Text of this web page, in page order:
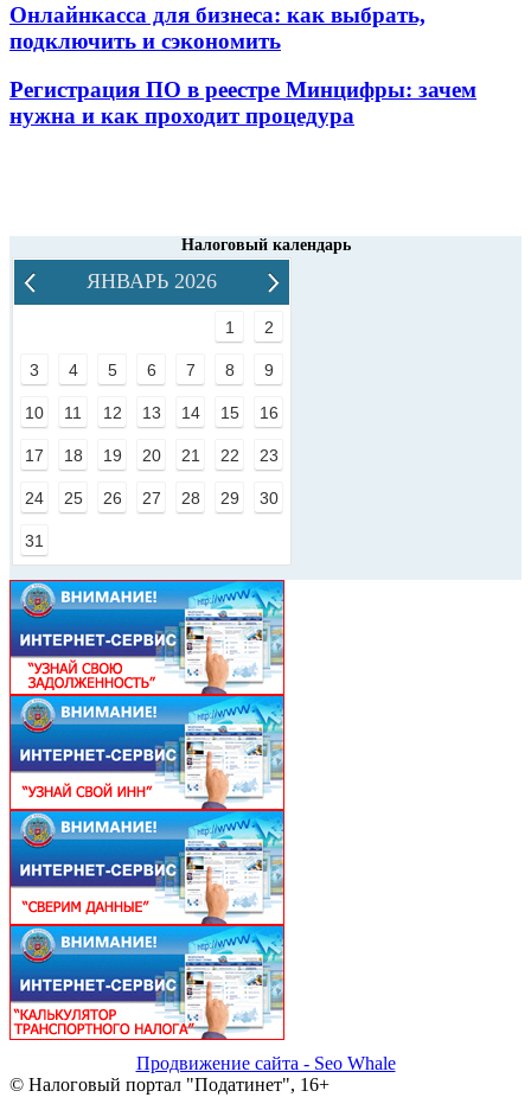
Онлайнкасса для бизнеса: как выбрать,
подключить и сэкономить
Регистрация ПО в реестре Минцифры: зачем
нужна и как проходит процедура
Налоговый календарь
ЯНВАРЬ 2026
1 2
3 4 5 6 7 8 9
10 11 12 13 14 15 16
17 18 19 20 21 22 23
24 25 26 27 28 29 30
31
Продвижение сайта - Seo Whale
© Налоговый портал "Податинет", 16+